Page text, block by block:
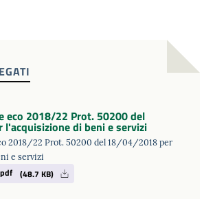
eco 2018/22 Prot. 50200 del
di beni e servizi
2018/22 Prot. 50200 del 18/04/2018 per
e servizi
(48.7 KB)